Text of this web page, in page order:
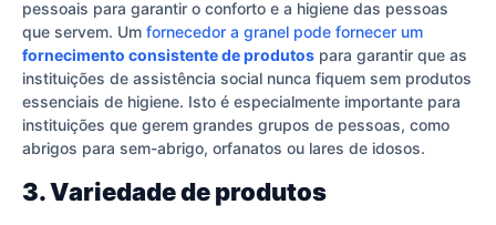
pessoais para garantir o conforto e a higiene das pessoas
que servem. Um fornecedor a granel pode fornecer um
fornecimento consistente de produtos para garantir que as
instituições de assistência social nunca fiquem sem produtos
essenciais de higiene. Isto é especialmente importante para
instituições que gerem grandes grupos de pessoas, como
abrigos para sem-abrigo, orfanatos ou lares de idosos.
3. Variedade de produtos